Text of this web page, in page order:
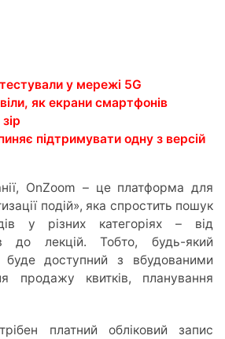
у мережі 5G
як екрани смартфонів
підтримувати одну з версій
OnZoom – це платформа для
подій», яка спростить пошук
у різних категоріях – від
до лекцій. Тобто, будь-який
буде доступний з вбудованими
продажу квитків, планування
платний обліковий запис